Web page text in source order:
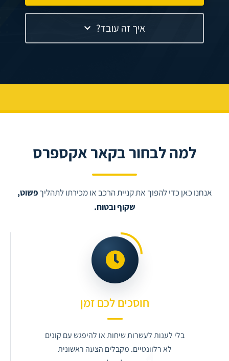
איך זה עובד?
למה לבחור בקאר אקספרס
אנחנו כאן כדי להפוך את קניית הרכב או מכירתו לתהליךפשוט,
שקוף ובטוח.
חוסכים לכם זמן
בלי לענות לעשרות שיחות או להיפגש עם קונים
לא רלוונטיים. מקבלים הצעה ראשונית